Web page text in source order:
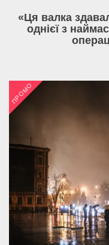
«Ця валка
однієї з
ПРОМО